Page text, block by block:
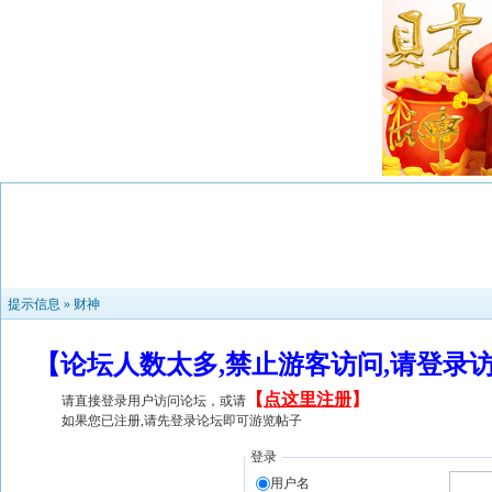
提示信息 » 财神
【论坛人数太多,禁止游客访问,请登
请直接登录用户访问论坛，或请 【 点这里注册】
如果您已注册,请先登录论坛即可游览帖子
登录
用户名